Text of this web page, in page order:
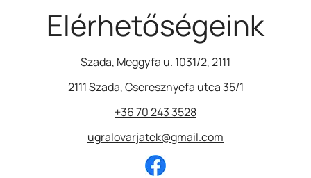
Elérhetőségeink
Szada, Meggyfa u. 1031/2, 2111
2111 Szada, Cseresznyefa utca 35/1
+36 70 243 3528
ugralovarjatek@gmail.com